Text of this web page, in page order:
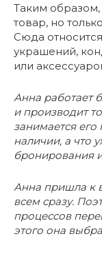
Таким
товар, но
Сюда
украшений,
или
Анна работает
и производит
занимается
наличии, а что
бронирования
Анна пришла к
всем сразу.
процессов
этого она